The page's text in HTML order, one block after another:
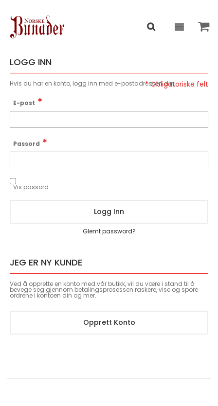
LOGG INN
Hvis du har en konto, logg inn med e-postadressen din.
E-post
Passord
Vis passord
Logg Inn
Glemt password?
JEG ER NY KUNDE
Ved å opprette en konto med vår butikk, vil du være i stand til å
bevege seg gjennom betalingsprosessen raskere, vise og spore
ordrene i kontoen din og mer.
Opprett Konto